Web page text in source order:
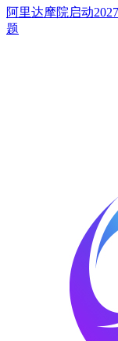
阿里达摩院启动
题